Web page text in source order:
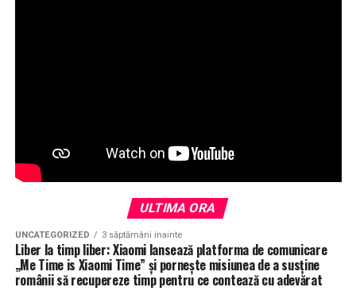
ULTIMA ORA
UNCATEGORIZED 3 săptămâni inainte
Liber la timp liber: Xiaomi lansează platforma de comunicare
„Me Time is Xiaomi Time” și pornește misiunea de a susține
românii să recupereze timp pentru ce contează cu adevărat